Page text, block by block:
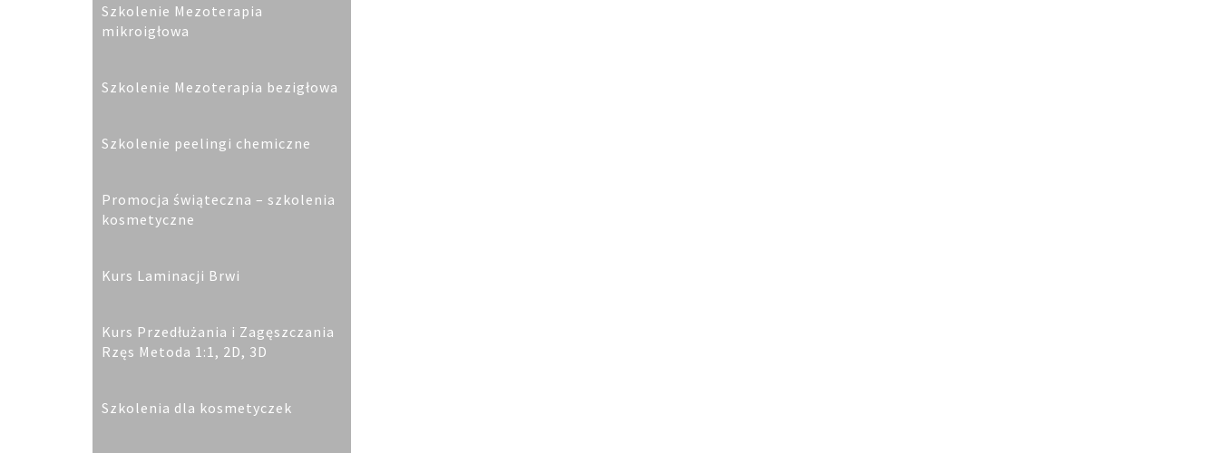
Szkolenie Mezoterapia
mikroigłowa
Szkolenie Mezoterapia bezigłowa
Szkolenie peelingi chemiczne
Promocja świąteczna – szkolenia
kosmetyczne
Kurs Laminacji Brwi
Kurs Przedłużania i Zagęszczania
Rzęs Metoda 1:1, 2D, 3D
Szkolenia dla kosmetyczek